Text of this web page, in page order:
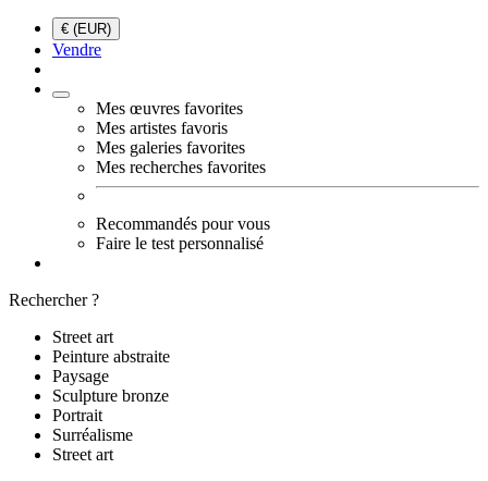
€ (EUR)
Vendre
Mes œuvres favorites
Mes artistes favoris
Mes galeries favorites
Mes recherches favorites
Recommandés pour vous
Faire le test personnalisé
Rechercher ?
Street art
Peinture abstraite
Paysage
Sculpture bronze
Portrait
Surréalisme
Street art